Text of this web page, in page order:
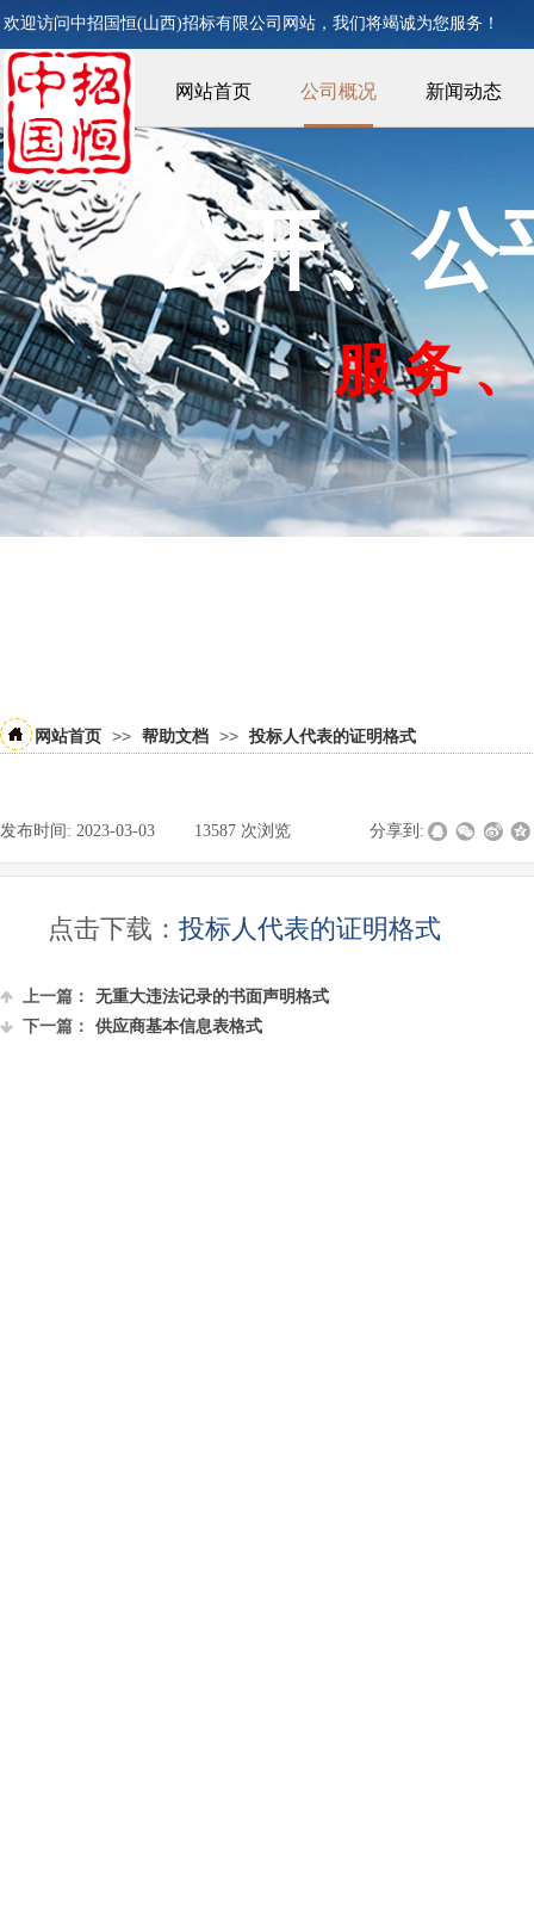
欢迎访问中招国恒(山西)招标有限公司网站，我们将竭诚为您服务！
网站首页 公司概况 新闻动态
公开、公
服务
网站首页 >> 帮助文档 >> 投标人代表的证明格式
发布时间: 2023-03-03 13587 次浏览 分享到:
点击下载： 投标人代表的证明格式
上一篇：
无重大违法记录的书面声明格式
下一篇：
供应商基本信息表格式